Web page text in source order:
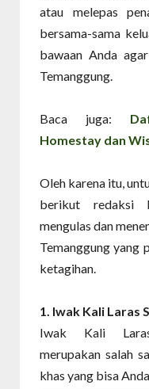
atau melepas
bersama-sama
bawaan Anda
Temanggung.
Baca juga:
Homestay dan
Oleh karena itu,
berikut redaksi
mengulas dan
Temanggung yang
ketagihan.
1. Iwak Kali Laras
Iwak Kali Laras
merupakan salah
khas yang bisa